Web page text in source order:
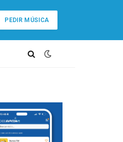
PEDIR MÚSICA